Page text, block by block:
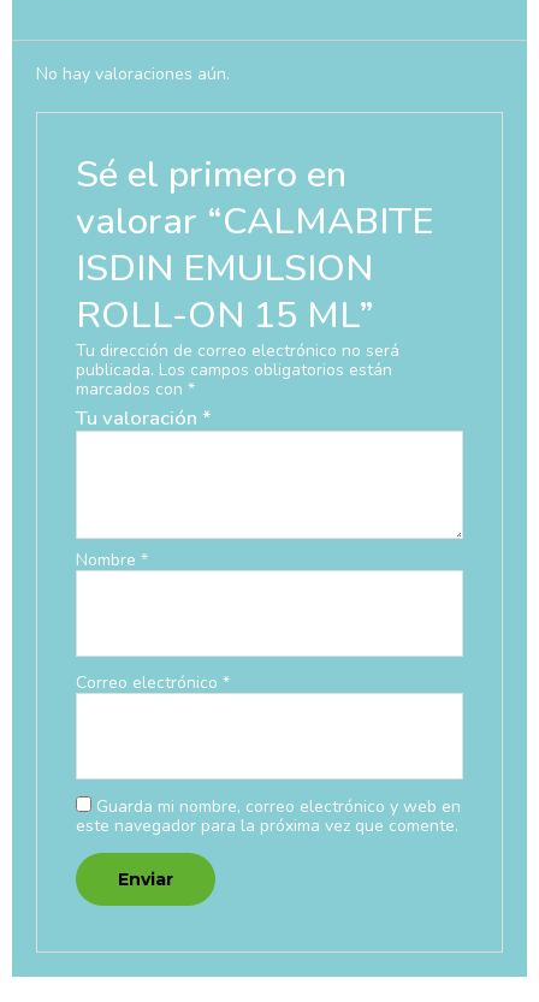
No hay valoraciones aún.
Sé el primero en
valorar “CALMABITE
ISDIN EMULSION
ROLL-ON 15 ML”
Tu dirección de correo electrónico no será
publicada. Los campos obligatorios están
marcados con *
Tu valoración *
Nombre *
Correo electrónico *
Guarda mi nombre, correo electrónico y web en
este navegador para la próxima vez que comente.